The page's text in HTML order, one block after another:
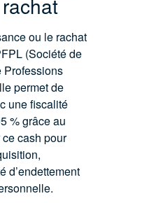
ou le rachat
(Sociétéde
Professions
permet de
une fiscalité
% grâce au
cash pour
d’endettement